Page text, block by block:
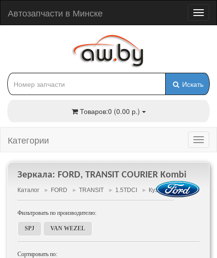
Автозапчасти в Минске
Искать
Товаров:0 (0.00 р.)
Категории
Зеркала: FORD, TRANSIT COURIER Kombi
Каталог ► FORD ► TRANSIT ► 1.5TDCI ► Кузов►Зеркала
Фильтровать по производителю:
SPJ VAN WEZEL
Сортировать по: